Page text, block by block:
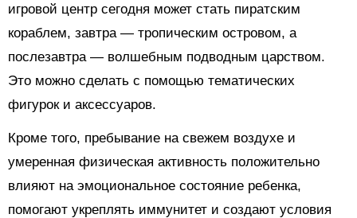
игровой центр сегодня может стать пиратским
кораблем, завтра — тропическим островом, а
послезавтра — волшебным подводным царством.
Это можно сделать с помощью тематических
фигурок и аксессуаров.
Кроме того, пребывание на свежем воздухе и
умеренная физическая активность положительно
влияют на эмоциональное состояние ребенка,
помогают укреплять иммунитет и создают условия